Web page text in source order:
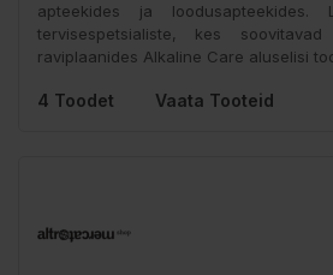
apteekides ja
tervisespetsialiste, kes
raviplaanides Alkaline Care aluselisi
4 Toodet Vaata Tooteid